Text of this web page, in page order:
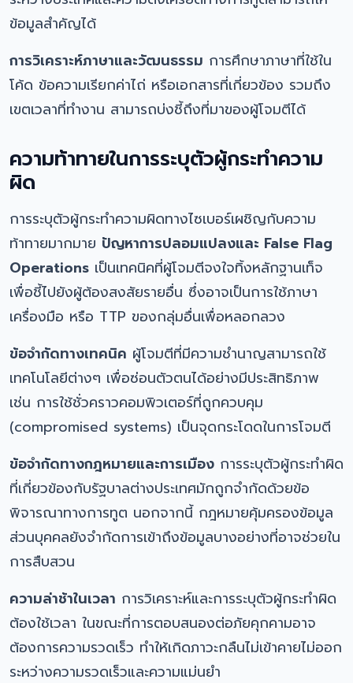
ข้อมูลสำคัญได้
การวิเคราะห์ภาษาและวัฒนธรรม การศึกษาภาษาที่ใช้ใน
โค้ด ข้อความเรียกค่าไถ่ หรือเอกสารที่เกี่ยวข้อง รวมถึง
เขตเวลาที่ทำงาน สามารถบ่งชี้ถึงที่มาของผู้โจมตีได้
ความท้าทายในการระบุตัวผู้กระทำความ
ผิด
การระบุตัวผู้กระทำความผิดทางไซเบอร์เผชิญกับความ
ท้าทายมากมาย ปัญหาการปลอมแปลงและ False Flag
Operations เป็นเทคนิคที่ผู้โจมตีจงใจทิ้งหลักฐานเท็จ
เพื่อชี้ไปยังผู้ต้องสงสัยรายอื่น ซึ่งอาจเป็นการใช้ภาษา
เครื่องมือ หรือ TTP ของกลุ่มอื่นเพื่อหลอกลวง
ข้อจำกัดทางเทคนิค ผู้โจมตีที่มีความชำนาญสามารถใช้
เทคโนโลยีต่างๆ เพื่อซ่อนตัวตนได้อย่างมีประสิทธิภาพ
เช่น การใช้ชั่วคราวคอมพิวเตอร์ที่ถูกควบคุม
(compromised systems) เป็นจุดกระโดดในการโจมตี
ข้อจำกัดทางกฎหมายและการเมือง การระบุตัวผู้กระทำผิด
ที่เกี่ยวข้องกับรัฐบาลต่างประเทศมักถูกจำกัดด้วยข้อ
พิจารณาทางการทูต นอกจากนี้ กฎหมายคุ้มครองข้อมูล
ส่วนบุคคลยังจำกัดการเข้าถึงข้อมูลบางอย่างที่อาจช่วยใน
การสืบสวน
ความล่าช้าในเวลา การวิเคราะห์และการระบุตัวผู้กระทำผิด
ต้องใช้เวลา ในขณะที่การตอบสนองต่อภัยคุกคามอาจ
ต้องการความรวดเร็ว ทำให้เกิดภาวะกลืนไม่เข้าคายไม่ออก
ระหว่างความรวดเร็วและความแม่นยำ